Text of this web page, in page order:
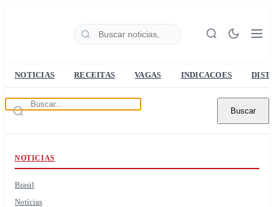
NOTICIAS RECEITAS VAGAS INDICACOES
Buscar
NOTICIAS
Brasil
Notícias